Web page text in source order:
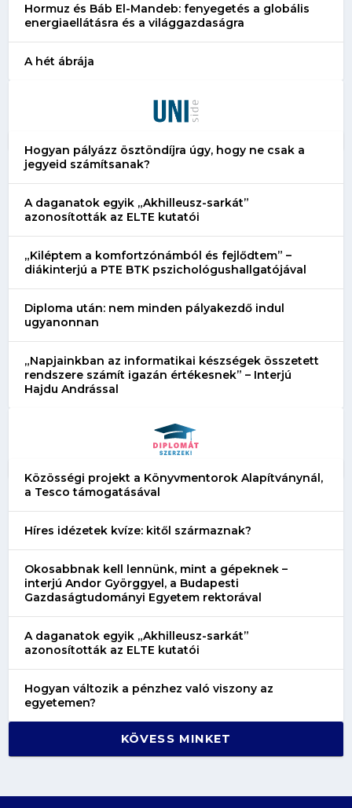
Hormuz és Báb El-Mandeb: fenyegetés a globális
energiaellátásra és a világgazdaságra
A hét ábrája
Hogyan pályázz ösztöndíjra úgy, hogy ne csak a
jegyeid számítsanak?
A daganatok egyik „Akhilleusz-sarkát”
azonosították az ELTE kutatói
„Kiléptem a komfortzónámból és fejlődtem” –
diákinterjú a PTE BTK pszichológushallgatójával
Diploma után: nem minden pályakezdő indul
ugyanonnan
„Napjainkban az informatikai készségek összetett
rendszere számít igazán értékesnek” – Interjú
Hajdu Andrással
Közösségi projekt a Könyvmentorok Alapítványnál,
a Tesco támogatásával
Híres idézetek kvíze: kitől származnak?
Okosabbnak kell lennünk, mint a gépeknek –
interjú Andor Györggyel, a Budapesti
Gazdaságtudományi Egyetem rektorával
A daganatok egyik „Akhilleusz-sarkát”
azonosították az ELTE kutatói
Hogyan változik a pénzhez való viszony az
egyetemen?
KÖVESS MINKET